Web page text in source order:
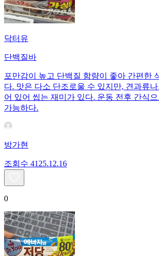
닥터유
단백질바
포만감이 높고 단백질 함량이 좋아 간편한
다. 맛은 다소 단조로울 수 있지만, 견과류
어 있어 씹는 재미가 있다. 운동 전후 간식
가능하다.
방가현
조회수 41 25.12.16
0